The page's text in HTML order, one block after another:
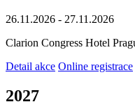
26.11.2026 - 27.11.2026
Clarion Congress Hotel
Detail akce Online registrace
2027